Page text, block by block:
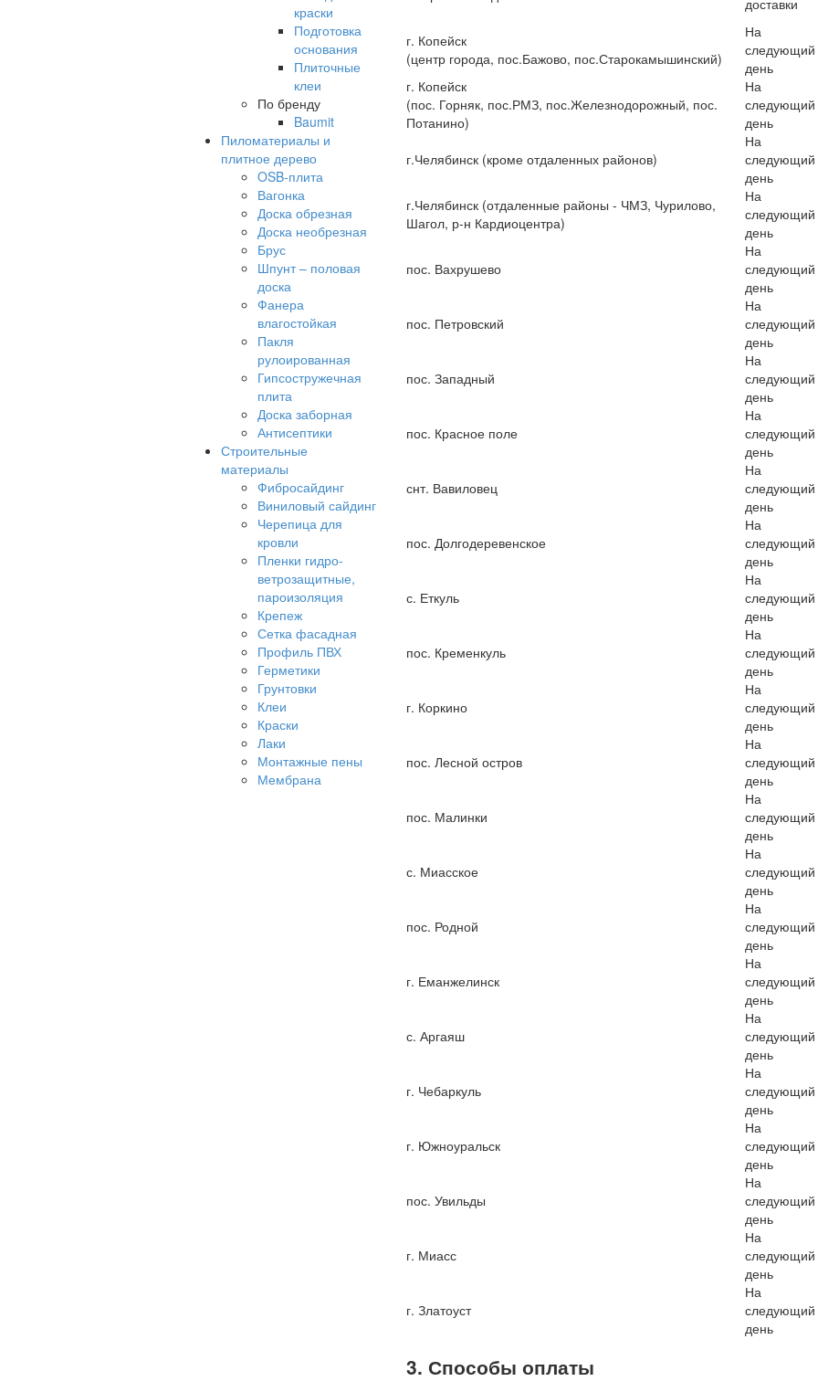
краски
Подготовка
основания
Плиточные
клеи
По бренду
Baumit
Пиломатериалы и
плитное дерево
OSB-плита
Вагонка
Доска обрезная
Доска необрезная
Брус
Шпунт – половая
доска
Фанера
влагостойкая
Пакля
рулоированная
Гипсостружечная
плита
Доска заборная
Антисептики
Строительные
материалы
Фибросайдинг
Виниловый сайдинг
Черепица для
кровли
Пленки гидро-
ветрозащитные,
пароизоляция
Крепеж
Сетка фасадная
Профиль ПВХ
Герметики
Грунтовки
Клеи
Краски
Лаки
Монтажные пены
Мембрана
г. Копейск
(центр города, пос.Бажово, пос.Старокамышинский)
На
следующий
день
г. Копейск
(пос. Горняк, пос.РМЗ, пос.Железнодорожный, пос.
Потанино)
На
следующий
день
г.Челябинск (кроме отдаленных районов)
На
следующий
день
г.Челябинск (отдаленные районы - ЧМЗ, Чурилово,
Шагол, р-н Кардиоцентра)
На
следующий
день
пос. Вахрушево
На
следующий
день
пос. Петровский
На
следующий
день
пос. Западный
На
следующий
день
пос. Красное поле
На
следующий
день
снт. Вавиловец
На
следующий
день
пос. Долгодеревенское
На
следующий
день
с. Еткуль
На
следующий
день
пос. Кременкуль
На
следующий
день
г. Коркино
На
следующий
день
пос. Лесной остров
На
следующий
день
пос. Малинки
На
следующий
день
с. Миасское
На
следующий
день
пос. Родной
На
следующий
день
г. Еманжелинск
На
следующий
день
с. Аргаяш
На
следующий
день
г. Чебаркуль
На
следующий
день
г. Южноуральск
На
следующий
день
пос. Увильды
На
следующий
день
г. Миасс
На
следующий
день
г. Златоуст
На
следующий
день
3. Способы оплаты